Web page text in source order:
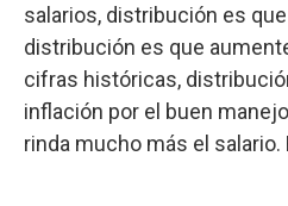
salarios, distribución es
distribución es que
cifras históricas,
inflación por el buen
rinda mucho más el salario.